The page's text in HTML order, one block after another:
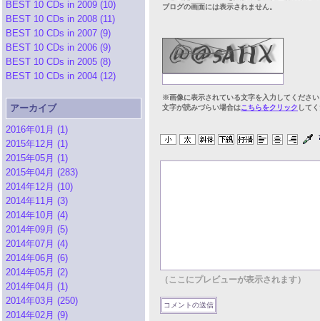
BEST 10 CDs in 2009 (10)
BEST 10 CDs in 2008 (11)
BEST 10 CDs in 2007 (9)
BEST 10 CDs in 2006 (9)
BEST 10 CDs in 2005 (8)
BEST 10 CDs in 2004 (12)
アーカイブ
2016年01月 (1)
2015年12月 (1)
2015年05月 (1)
2015年04月 (283)
2014年12月 (10)
2014年11月 (3)
2014年10月 (4)
2014年09月 (5)
2014年07月 (4)
2014年06月 (6)
2014年05月 (2)
2014年04月 (1)
2014年03月 (250)
2014年02月 (9)
ブログの画面には表示されません。
※画像に表示されている文字を入力してくださ
文字が読みづらい場合はこちらをクリック して
（ここにプレビューが表示されます）